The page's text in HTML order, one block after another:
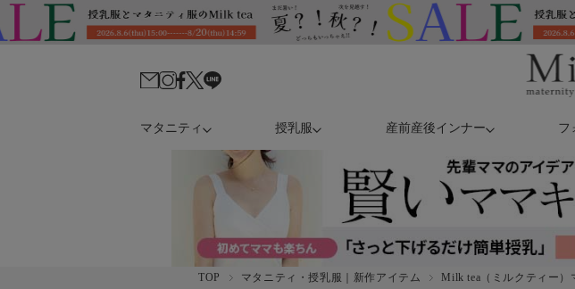
マタニティ 授乳服 産前産後インナー フ
TOP マタニティ・授乳服｜新作アイテム Milk tea（ミルクティー）